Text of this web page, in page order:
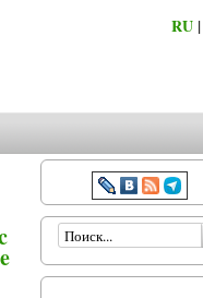
RU |
Форма поиска